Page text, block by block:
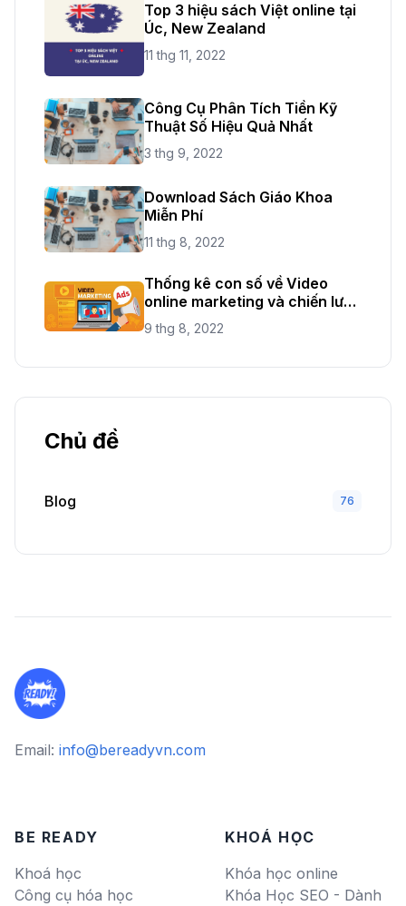
Top 3 hiệu sách Việt online tại
Úc, New Zealand
11 thg 11, 2022
Công Cụ Phân Tích Tiền Kỹ
Thuật Số Hiệu Quả Nhất
3 thg 9, 2022
Download Sách Giáo Khoa
Miễn Phí
11 thg 8, 2022
Thống kê con số về Video
online marketing và chiến lược
mới năm 2021
9 thg 8, 2022
Chủ đề
Blog 76
Email: info@bereadyvn.com
BE READY
Khoá học
Công cụ hóa học
KHOÁ HỌC
Khóa học online
Khóa Học SEO - Dành